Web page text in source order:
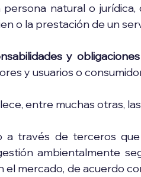
persona natural o jurídica,
o la prestación de un
y obligaciones
y usuarios o
entre muchas otras,
a través de terceros
ambientalmente
mercado, de acuerdo